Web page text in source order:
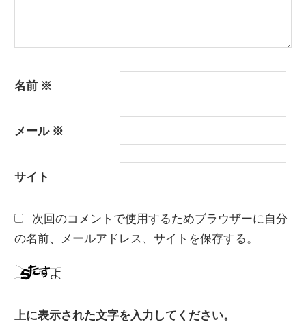
名前 ※
メール ※
サイト
次回のコメントで使用するためブラウザーに自分
の名前、メールアドレス、サイトを保存する。
上に表示された文字を入力してください。